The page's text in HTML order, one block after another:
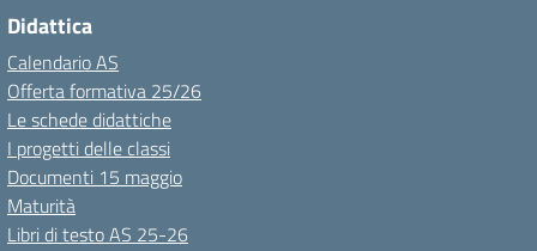
Didattica
Calendario AS
Offerta formativa 25/26
Le schede didattiche
I progetti delle classi
Documenti 15 maggio
Maturità
Libri di testo AS 25-26